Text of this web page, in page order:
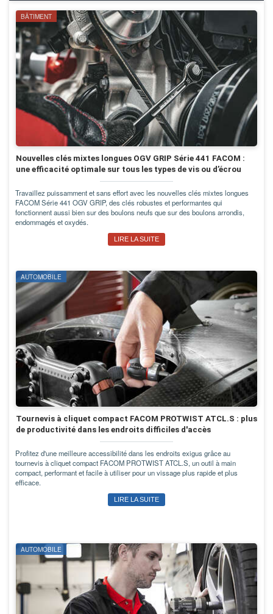
BÂTIMENT
Nouvelles clés mixtes longues OGV GRIP Série 441 FACOM :
une efficacité optimale sur tous les types de vis ou d’écrou
Travaillez puissamment et sans effort avec les nouvelles clés mixtes longues
FACOM Série 441 OGV GRIP, des clés robustes et performantes qui
fonctionnent aussi bien sur des boulons neufs que sur des boulons arrondis,
endommagés et oxydés.
LIRE LA SUITE
AUTOMOBILE
Tournevis à cliquet compact FACOM PROTWIST ATCL.S : plus
de productivité dans les endroits difficiles d'accès
Profitez d'une meilleure accessibilité dans les endroits exigus grâce au
tournevis à cliquet compact FACOM PROTWIST ATCL.S, un outil à main
compact, performant et facile à utiliser pour un vissage plus rapide et plus
efficace.
LIRE LA SUITE
AUTOMOBILE